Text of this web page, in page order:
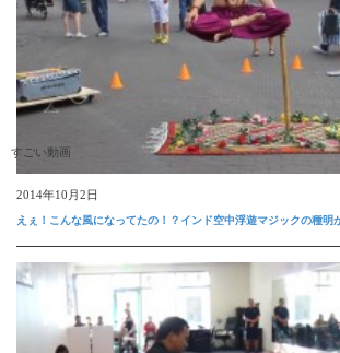
すごい動画
2014年10月2日
えぇ！こんな風になってたの！？インド空中浮遊マジックの種明